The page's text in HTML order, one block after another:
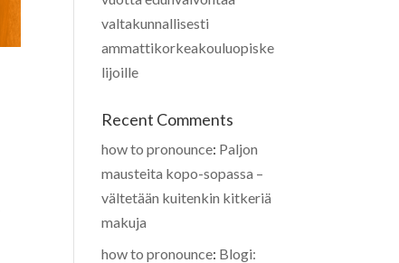
valtakunnallisesti
ammattikorkeakouluopiske
lijoille
Recent Comments
how to pronounce: Paljon
mausteita kopo-sopassa –
vältetään kuitenkin kitkeriä
makuja
how to pronounce: Blogi: